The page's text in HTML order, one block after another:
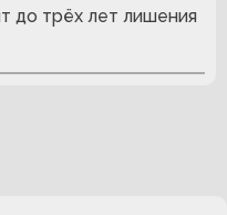
до трёх лет лишения